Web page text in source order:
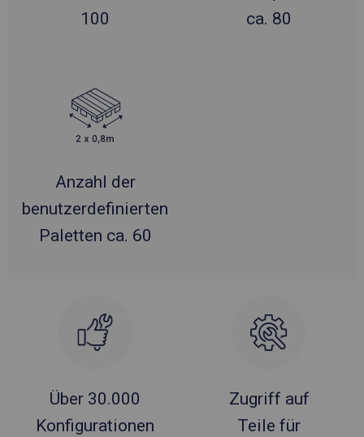
100
ca. 80
Anzahl der
benutzerdefinierten
Paletten ca. 60
Über 30.000
Konfigurationen
Zugriff auf
Teile für